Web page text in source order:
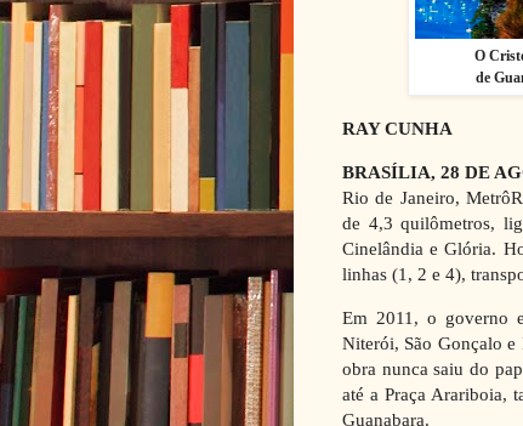
O
de
RAY CUNHA
BRASÍLIA, 28 DE
Rio de Janeiro,
de 4,3 quilômetros,
Cinelândia e Glória.
linhas (1, 2 e 4),
Em 2011, o governo
Niterói, São Gonçalo
obra nunca saiu do
até a Praça Arariboia,
Guanabara.